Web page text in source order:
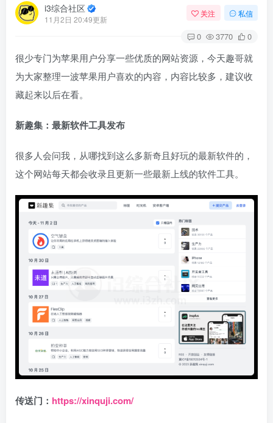
i3综合社区
11月2日 20:49更新
关注 私信
0 3770 0
很少专门为苹果用户分享一些优质的网站资源，今天趣哥就
为大家整理一波苹果用户喜欢的内容，内容比较多，建议收
藏起来以后在看。
新趣集：最新软件工具发布
很多人会问我，从哪找到这么多新奇且好玩的最新软件的，
这个网站每天都会收录且更新一些最新上线的软件工具。
传送门： https://xinquji.com/